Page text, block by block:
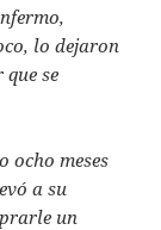
lo dejaron
se
ocho meses
a su
un